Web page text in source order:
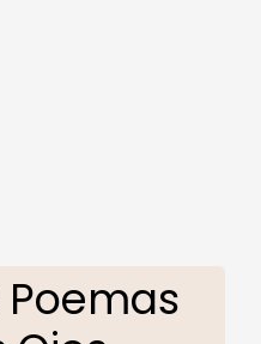
Poemas